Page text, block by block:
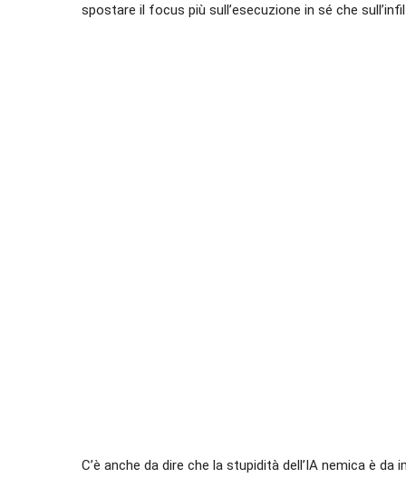
spostare il focus più sull’esecuzione in sé che
C’è anche da dire che la stupidità dell’IA nemica è